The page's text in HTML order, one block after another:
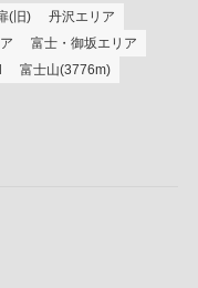
(旧)
丹沢エリア
富士・御坂エリア
富士山(3776m)